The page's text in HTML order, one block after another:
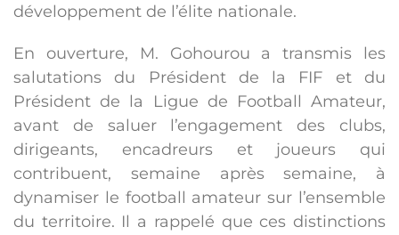
développement de l’élite nationale.
En ouverture, M. Gohourou a transmis les
salutations du Président de la FIF et du
Président de la Ligue de Football Amateur,
avant de saluer l’engagement des clubs,
dirigeants, encadreurs et joueurs qui
contribuent, semaine après semaine, à
dynamiser le football amateur sur l’ensemble
du territoire. Il a rappelé que ces distinctions